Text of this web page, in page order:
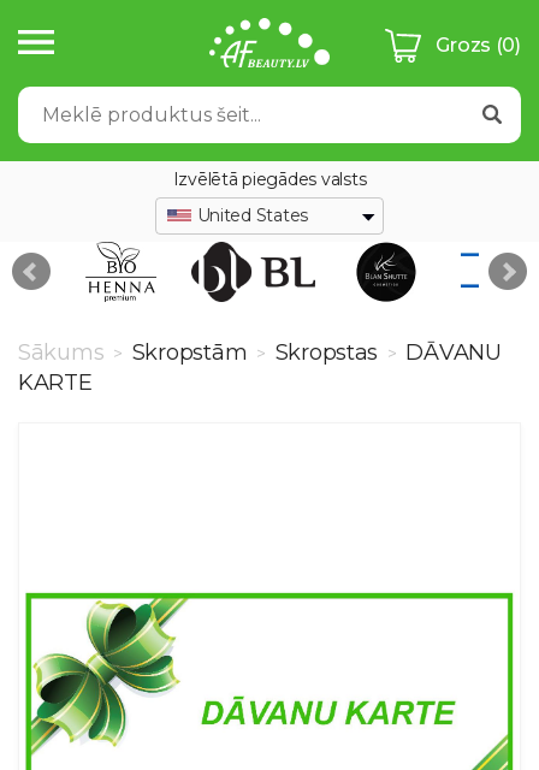
Grozs (0)
Izvēlētā piegādes valsts
United States
Sākums > Skropstām > Skropstas > DĀVANU
KARTE